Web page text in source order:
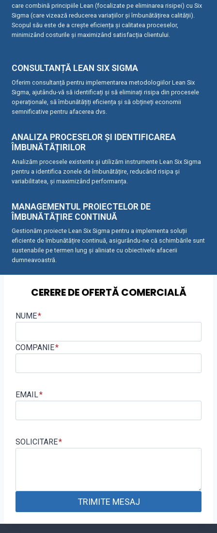
care combină principiile Lean (focalizate pe eliminarea risipei) cu Six
Sigma (care vizează reducerea variațiilor și îmbunătățirea calității).
Scopul său este de a crește eficiența și calitatea proceselor,
minimizând costurile și maximizând satisfacția clientului.
CONSULTANȚĂ LEAN SIX SIGMA
Oferim consultanță pentru implementarea metodologiilor Lean Six
Sigma, ajutându-vă să identificați și să eliminați risipa din procesele
operaționale, să îmbunătățiți eficiența și să obțineți economii
semnificative pentru afacerea dvs.
ANALIZA PROCESELOR ȘI IDENTIFICAREA
ÎMBUNĂTĂȚIRILOR
Analizăm procesele existente și utilizăm instrumente Lean Six Sigma
pentru a identifica zonele de îmbunătățire, reducând risipa și
variabilitatea, și maximizând performanța.
MANAGEMENTUL PROIECTELOR DE
ÎMBUNĂTĂȚIRE CONTINUĂ
Gestionăm proiecte Lean Six Sigma pentru a implementa soluții
eficiente de îmbunătățire continuă, asigurându-ne că schimbările sunt
sustenabile pe termen lung și aliniate cu obiectivele afacerii
dumneavoastră.
CERERE DE OFERTĂ COMERCIALĂ
NUME*
COMPANIE*
EMAIL*
SOLICITARE*
TRIMITE MESAJ